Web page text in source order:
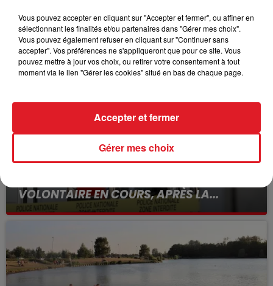
FIL D'ACTUS
VOLONTAIRE EN COURS, APRÈS LA...
Selon les premiers éléments, le logement servait
Vous pouvez accepter en cliquant sur "Accepter et fermer", ou affiner en
sélectionnant les finalités et/ou partenaires dans "Gérer mes choix".
Vous pouvez également refuser en cliquant sur "Continuer sans
accepter". Vos préférences ne s'appliqueront que pour ce site. Vous
pouvez mettre à jour vos choix, ou retirer votre consentement à tout
moment via le lien "Gérer les cookies" situé en bas de chaque page.
Gérer mes choix
Accepter et fermer